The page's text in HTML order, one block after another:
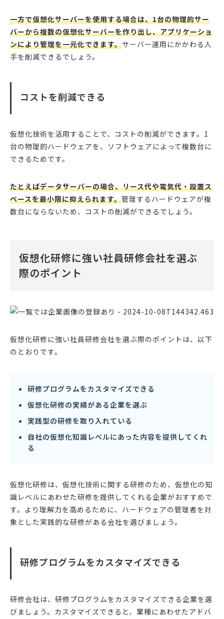
一方で仮想化サーバーを使用する場合は、1台の物理的サー
バーから複数の仮想化サーバーを作り出し、アプリケーショ
ンにより管理を一元化できます。サーバー運用にかかわる人
手を削減できるでしょう。
コストを削減できる
仮想化技術を活用することで、コストの削減ができます。1
台の物理的ハードウェアを、ソフトウェアによって複数台に
できるためです。
たとえばデータサーバーの場合、リース代や電気代・設置ス
ペースを最小限に抑えられます。管理するハードウェアが複
数台にならないため、コストの削減ができるでしょう。
仮想化研修に強い社員研修会社を選ぶ
際のポイント
仮想化研修に強い社員研修会社を選ぶ際のポイントは、以下
のとおりです。
研修プログラムをカスタマイズできる
仮想化研修の実績がある企業を選ぶ
実践型の研修を取り入れている
自社の仮想化知識レベルにあった内容を提供してくれ
る
仮想化研修は、仮想化技術に関する研修のため、仮想化の知
識レベルにあわせた研修を提供してくれる企業がおすすめで
す。より理解力を高めるために、ハードウェアの管理者を対
象とした実践的な研修がある会社を選びましょう。
研修プログラムをカスタマイズできる
研修会社は、研修プログラムをカスタマイズできる企業を選
びましょう。カスタマイズできると、業種にあわせたアドバ